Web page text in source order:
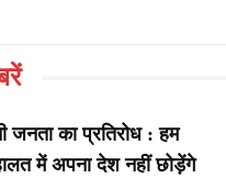
जनता का प्रतिरोध : हम
में अपना देश नहीं छोड़ेंगे